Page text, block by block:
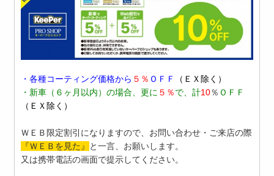
・各種コーティング価格から ５％ ＯＦＦ
（ＥＸ除く）
・新車（６ヶ月以内）の場合、更に ５％で、計10％ ＯＦＦ
（ＥＸ除く）
ＷＥＢ限定割引になりますので、お問い合わせ・ご来店の際
『ＷＥＢを見た』
と一言、お願いします。
又は携帯電話の画面で提示してください。